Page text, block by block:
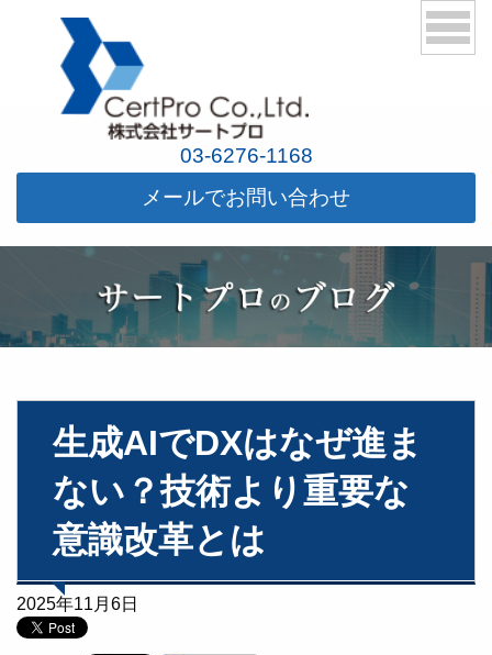
03-6276-1168
メールでお問い合わせ
生成AIでDXはなぜ進ま
ない？技術より重要な
意識改革とは
2025年11月6日